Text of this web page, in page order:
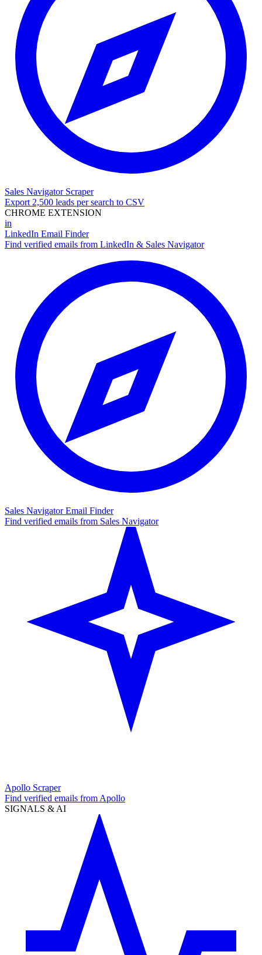
Sales Navigator Scraper
Export 2,500 leads per search to CSV
CHROME EXTENSION
in
LinkedIn Email Finder
Find verified emails from LinkedIn & Sales Navigator
Sales Navigator Email Finder
Find verified emails from Sales Navigator
Apollo Scraper
Find verified emails from Apollo
SIGNALS & AI